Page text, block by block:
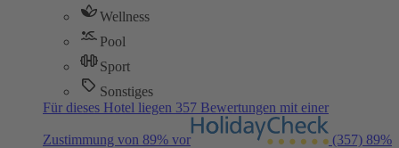
Wellness
Pool
Sport
Sonstiges
Für dieses Hotel liegen 357 Bewertungen mit einer
Zustimmung von 89% vor (357) 89%